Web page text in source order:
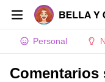
Personal
Comentarios